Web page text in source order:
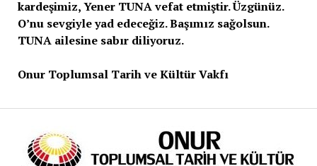
kardeşimiz, Yener TUNA vefat etmiştir. Üzgünüz.
O’nu sevgiyle yad edeceğiz. Başımız sağolsun.
TUNA ailesine sabır diliyoruz.
Onur Toplumsal Tarih ve Kültür Vakfı